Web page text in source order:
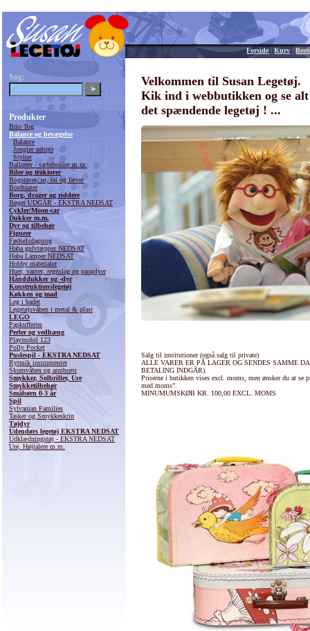
Forside|Kurv |
Søg:
Produkter
Brio Tog
Balance og bevægelse
Balance
Jonglør udstyr
Stylter
Balloner - sæbebobler m.m.
Biler og traktorer
Bogstaver, ur, tal og farver
Bordteater
Borg, drager og riddere
Bøger UDGÅR - EKSTRA NEDSAT
Cykler/Moon-car
Dukker m.m.
Dyr og tilbehør
Figurer
Fødselsdagstog
Haba gulvtæpper NEDSAT
Haba Lamper NEDSAT
Hobby materialer
Huer, vanter, regnslag og paraplyer
Hånddukker og -dyr
Konstruktionslegetøj
Køkken og mad
Leg i badet
Legetøjsvåben i metal & plast
LEGO
Papkufferter
Perler og vedhæng
Playmobil 123
Polly Pocket
Puslespil - EKSTRA NEDSAT
Rytmik instrumenter
Skumvåben og armbrøst
Smykker, Solbriller, Ure
Smykketilbehør
Småbørn 0-3 år
Spil
Sylvanian Families
Tasker og Smykkeskrin
Tøjdyr
Udendørs legetøj EKSTRA NEDSAT
Udklædningstøj - EKSTRA NEDSAT
Ure, Højtalere m.m.
Velkommen til Susan Legetøj.
Kik ind i webbutikken og se alt
det spændende legetøj ! ...
Salg til institutioner (også salg til private)
ALLE VARER ER PÅ LAGER OG SENDES SAMME
BETALING INDGÅR).
Priserne i butikken vises excl. moms, men ønsker du at
med moms".
MINUMUMSKØB KR. 100,00 EXCL. MOMS